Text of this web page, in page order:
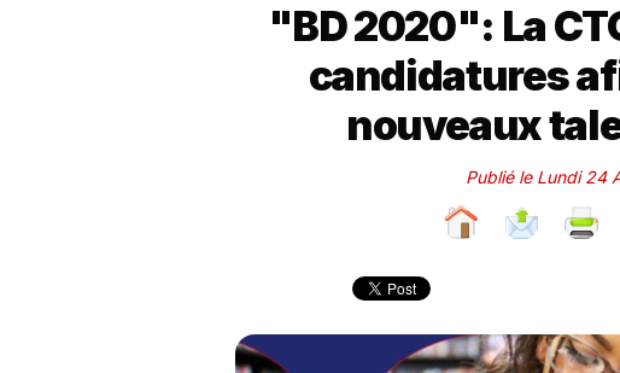
"BD 2020": La
candidatures
nouveaux
Publié le Lundi 24